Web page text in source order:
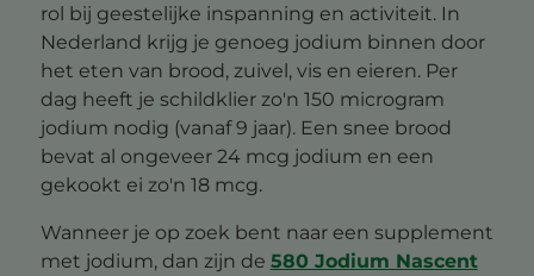
rol bij geestelijke inspanning en activiteit. In
Nederland krijg je genoeg jodium binnen door
het eten van brood, zuivel, vis en eieren. Per
dag heeft je schildklier zo'n 150 microgram
jodium nodig (vanaf 9 jaar). Een snee brood
bevat al ongeveer 24 mcg jodium en een
gekookt ei zo'n 18 mcg.
Wanneer je op zoek bent naar een supplement
met jodium, dan zijn de 580 Jodium Nascent